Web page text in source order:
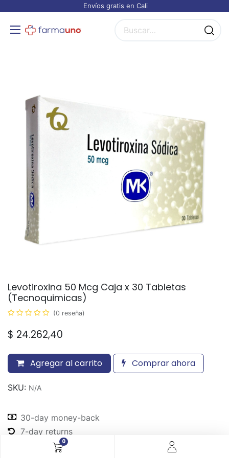
0
Envíos gratis en Cali
Levotiroxina 50 Mcg Caja x 30 Tabletas
(Tecnoquimicas)
(0 reseña)
$ 24.262,40
Agregar al carrito Comprar ahora
SKU: N/A
30-day money-back
7-day returns
Shipping: 2-3 Days